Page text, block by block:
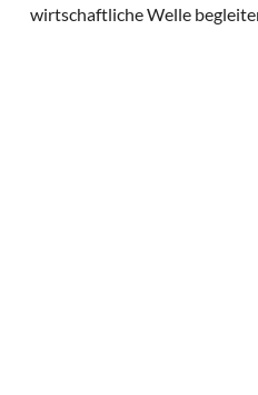
wirtschaftliche Welle